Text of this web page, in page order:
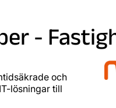
-
och
lösningar till